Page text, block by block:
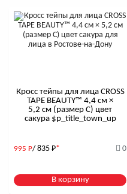
Кросс тейпы для лица CROSS
TAPE BEAUTY™ 4,4 см ×
5,2 см (размер C) цвет
сакура $р_title_town_up
995 Р/ 835 Р* 0
В корзину